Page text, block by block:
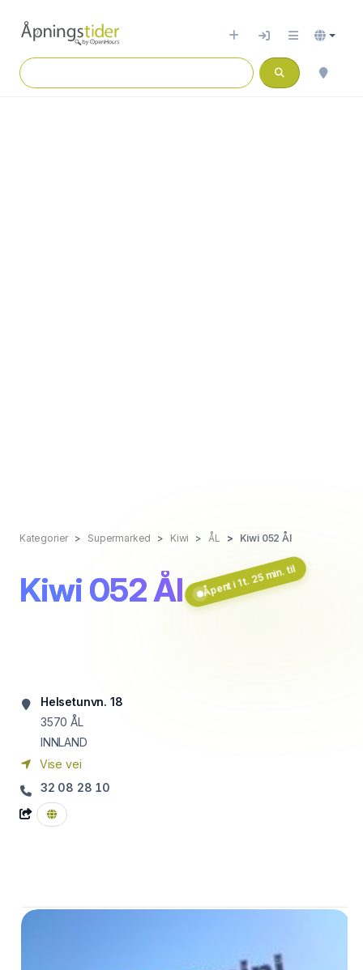
Kategorier Supermarked Kiwi ÅL Kiwi 052 Ål
Kiwi 052 Ål Åpent i 1 t. 25 min. til
Helsetunvn. 18
3570 ÅL
INNLAND
Vise vei
32 08 28 10